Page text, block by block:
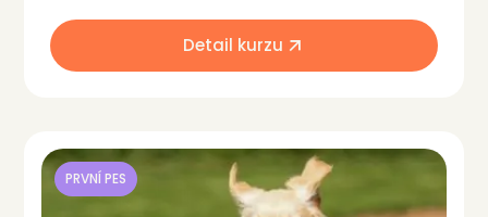
Detail kurzu
PRVNÍ PES